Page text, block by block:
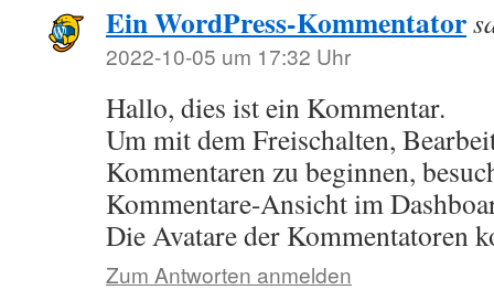
Ein WordPress-Kommentator
2022-10-05 um 17:32 Uhr
Hallo, dies ist ein Kommentar.
Um mit dem Freischalten,
Kommentaren zu beginnen,
Kommentare-Ansicht im
Die Avatare der Kommentatoren
Zum Antworten anmelden